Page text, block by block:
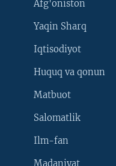
Afg'oniston
Yaqin Sharq
Iqtisodiyot
Huquq va qonun
Matbuot
Salomatlik
Ilm-fan